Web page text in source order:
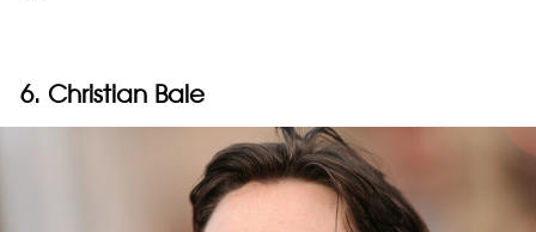
6. Christian Bale